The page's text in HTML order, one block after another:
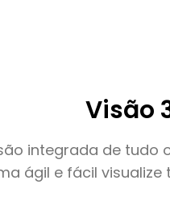
Visão
integrada de tudo
ágil e fácil